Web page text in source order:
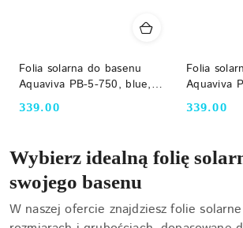
Folia solarna do basenu
Aquaviva PB-5-750, blue,
szerokość 7,5 m ( max 50
mb)
Cena:
339.00
Folia
Aquaviva
szerokość
mb)
Cena:
339.00
Wybierz idealną folię
swojego basenu
W naszej ofercie znajdziesz folie